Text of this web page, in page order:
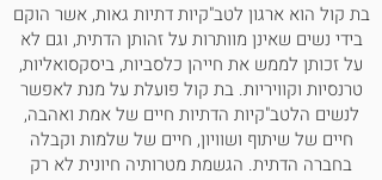
בת קול הוא ארגון לטב"קיות דתיות גאות, אשר הוקם
בידי נשים שאינן מוותרות על זהותן הדתית, וגם לא
על זכותן לממש את חייהן כלסביות, ביסקסואליות,
טרנסיות וקוויריות. בת קול פועלת על מנת לאפשר
לנשים הלטב"קיות הדתיות חיים של אמת ואהבה,
חיים של שיתוף ושוויון, חיים של שלמות וקבלה
בחברה הדתית. הגשמת מטרותיה חיונית לא רק